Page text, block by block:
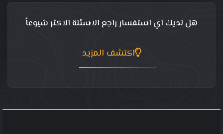
هل لديك اي استفسار راجع الاسئلة الاكثر شيوعاً
اكتشف المزيد